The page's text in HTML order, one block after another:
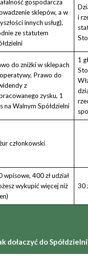
gospodarcza
sklepów, a w
innych usług),
ze statutem
i
do zniżki w sklepach
Prawo do
z
zysku, 1
na Walnym Spółdzielni
1
członkowski
wpisowe, 400 zł udział
wykupić więcej niż
30
dołaczyć do